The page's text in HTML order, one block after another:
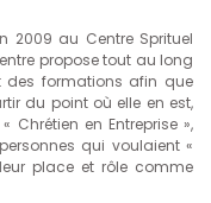
2009 au Centre Sprituel
propose tout au long
des formations afin que
du point où elle en est,
Chrétien en Entreprise »,
qui voulaient «
place et rôle comme